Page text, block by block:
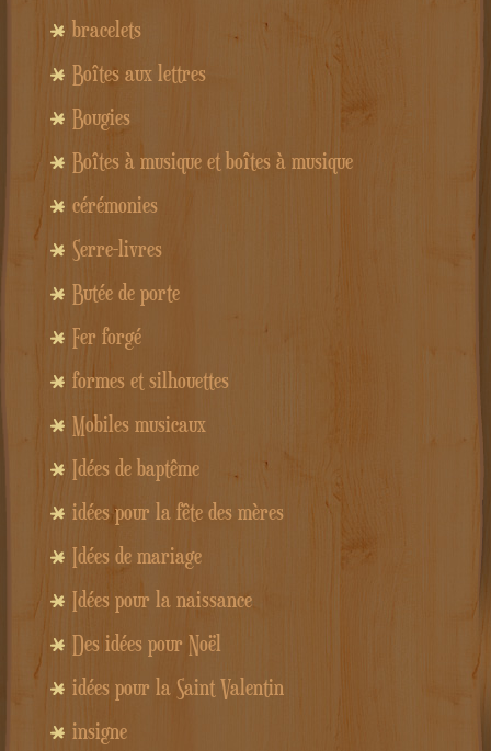
bracelets
Boîtes aux lettres
Bougies
Boîtes à musique et boîtes à musique
cérémonies
Serre-livres
Butée de porte
Fer forgé
formes et silhouettes
Mobiles musicaux
Idées de baptême
idées pour la fête des mères
Idées de mariage
Idées pour la naissance
Des idées pour Noël
idées pour la Saint Valentin
insigne